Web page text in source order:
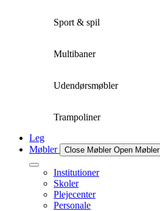
Sport & spil
Multibaner
Udendørsmøbler
Trampoliner
Leg
Møbler
Close Møbler Open Møbler
Institutioner
Skoler
Plejecenter
Personale